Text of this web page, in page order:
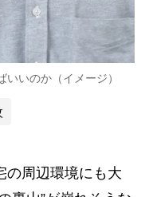
いのか（イメージ）
周辺環境にも大